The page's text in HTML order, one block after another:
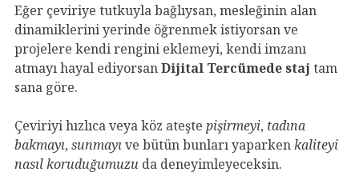
Eğer çeviriye tutkuyla bağlıysan, mesleğinin alan
dinamiklerini yerinde öğrenmek istiyorsan ve
projelere kendi rengini eklemeyi, kendi imzanı
atmayı hayal ediyorsanDijital Tercümede staj tam
sana göre.
Çeviriyi hızlıca veya köz ateşte pişirmeyi, tadına
bakmayı, sunmayıve bütün bunları yaparkenkaliteyi
nasıl koruduğumuzu da deneyimleyeceksin.